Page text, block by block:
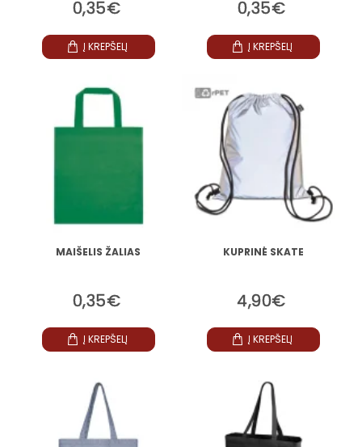
0,35€
Į KREPŠELĮ
0,35€
Į KREPŠELĮ
MAIŠELIS ŽALIAS
0,35€
Į KREPŠELĮ
KUPRINĖ SKATE
4,90€
Į KREPŠELĮ